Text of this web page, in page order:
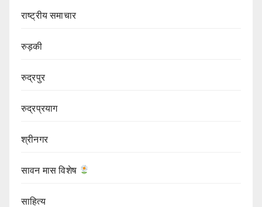
राष्ट्रीय समाचार
रुड़की
रुद्रपुर
रुद्रप्रयाग
श्रीनगर
सावन मास विशेष
साहित्य